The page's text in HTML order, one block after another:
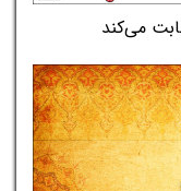
می‌کند